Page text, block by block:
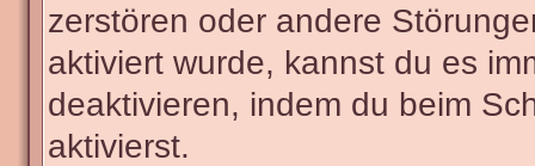
zerstören oder andere
aktiviert wurde, kannst du es
deaktivieren, indem du beim
aktivierst.